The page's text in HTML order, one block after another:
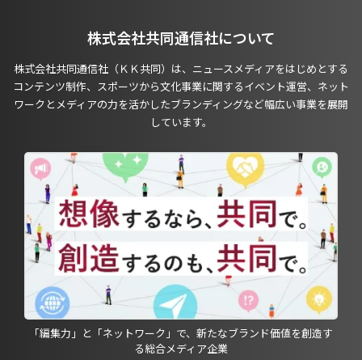
株式会社共同通信社について
株式会社共同通信社（ＫＫ共同）は、ニュースメディアをはじめとする
コンテンツ制作、スポーツから文化事業に関するイベント運営、ネット
ワークとメディアの力を活かしたブランディングなど幅広い事業を展開
しています。
「編集力」と「ネットワーク」で、新たなブランド価値を創造す
る総合メディア企業